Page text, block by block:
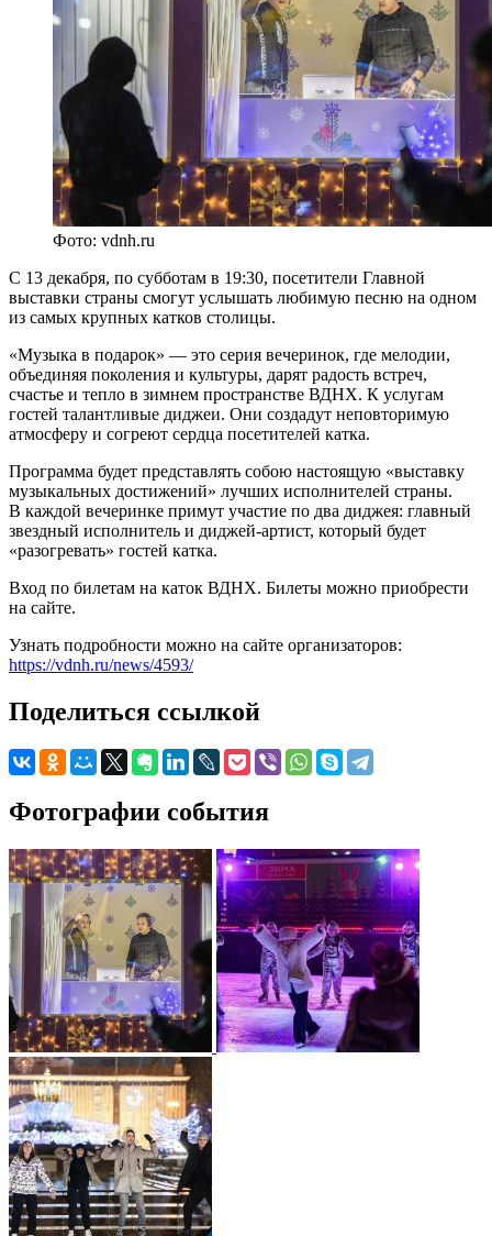
Фото: vdnh.ru
С 13 декабря, по субботам в 19:30, посетители Главной
выставки страны смогут услышать любимую песню на одном
из самых крупных катков столицы.
«Музыка в подарок» — это серия вечеринок, где мелодии,
объединяя поколения и культуры, дарят радость встреч,
счастье и тепло в зимнем пространстве ВДНХ. К услугам
гостей талантливые диджеи. Они создадут неповторимую
атмосферу и согреют сердца посетителей катка.
Программа будет представлять собою настоящую «выставку
музыкальных достижений» лучших исполнителей страны.
В каждой вечеринке примут участие по два диджея: главный
звездный исполнитель и диджей-артист, который будет
«разогревать» гостей катка.
Вход по билетам на каток ВДНХ. Билеты можно приобрести
на сайте.
Узнать подробности можно на сайте организаторов:
https://vdnh.ru/news/4593/
Поделиться ссылкой
Фотографии события